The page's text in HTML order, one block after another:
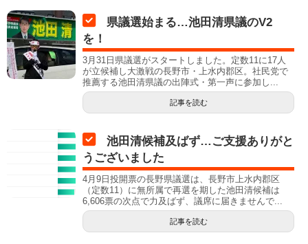
県議選始まる…池田清県議のV2
を！
3月31日県議選がスタートしました。定数11に17人
が立候補し大激戦の長野市・上水内郡区。社民党で
推薦する池田清県議の出陣式・第一声に参加し...
記事を読む
池田清候補及ばず…ご支援ありがと
うございました
4月9日投開票の長野県議選は、長野市上水内郡区
（定数11）に無所属で再選を期した池田清候補は
6,606票の次点で力及ばず、議席に届きませんで...
記事を読む